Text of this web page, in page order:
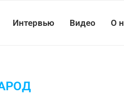
Интервью Видео О